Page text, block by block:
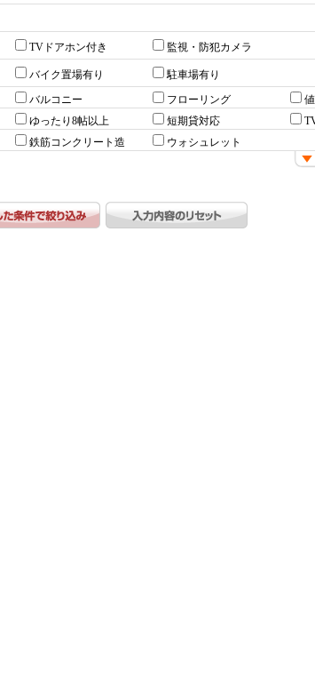
TVドアホン付き 監視・防犯カメラ
バイク置場有り 駐車場有り
バルコニー フローリング
ゆったり8帖以上 短期貸対応
鉄筋コンクリート造 ウォシュレット